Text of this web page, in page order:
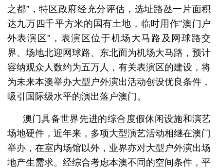
之都”，特区政府经充分评估，选址路氹一片面积
达九万四千平方米的国有土地，临时用作“澳门户
外表演区”，表演区位于机场大马路及网球路交
界、场地北迎网球路、东北面为机场大马路，预计
容纳观众人数约为五万人，有关表演区的建设，将
为未来本澳举办大型户外演出活动创设优良条件，
吸引国际级水平的演出落户澳门。
澳门具备世界先进的综合度假休闲设施和演艺
场地硬件，近年来，多项大型演艺活动相继在澳门
举办，在室内场馆以外，业界亦对大型户外演出场
地产生需求。经综合考虑本澳不同的空间条件，平